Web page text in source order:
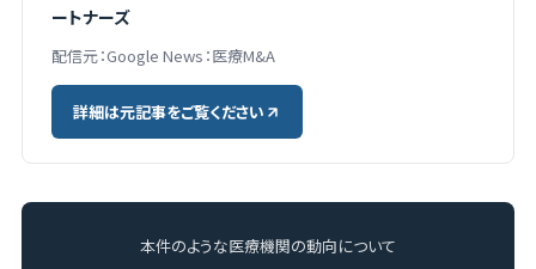
ートナーズ
配信元：Google News：医療M&A
詳細は元記事をご覧ください
本件のような医療機関の動向について